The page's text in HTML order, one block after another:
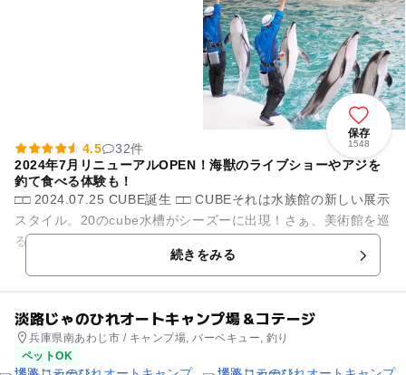
保存
1548
4.5
32件
2024年7月リニューアルOPEN！海獣のライブショーやアジを
釣て食べる体験も！
□□ 2024.07.25 CUBE誕生 □□ CUBEそれは水族館の新しい展示
スタイル。20のcube水槽がシーズーに出現！さぁ、美術館を巡
るように、さまざまな海の生きものたちの物語に出会い...
続きをみる
淡路じゃのひれオートキャンプ場＆コテージ
兵庫県南あわじ市 / キャンプ場, バーベキュー, 釣り
ペットOK